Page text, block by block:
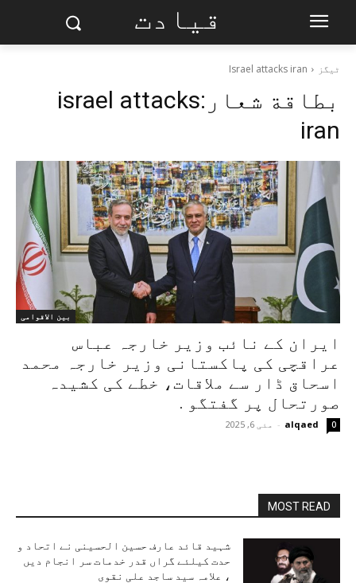
قیادت
ٹیگز Israel attacks iran
بطاقة شعار:israel attacks
iran
بین الاقوامی
ایران کے نائب وزیر خارجہ عباس
عراقچی کی پاکستانی وزیر خارجہ محمد
اسحاق ڈار سے ملاقات، خطے کی کشیدہ
صورتحال پر گفتگو .
alqaed
- مئی 6, 2025 0
MOST READ
شہید قائد عارف حسین الحسینی نے اتحاد و
حدت کیلئے گراں قدر خدمات سر انجام دیں
، علامہ سید ساجد علی نقوی